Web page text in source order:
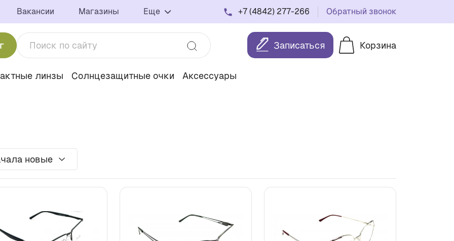
Вакансии Магазины Еще +7 (4842) 277-266 Обратный звонок
Записаться Корзина
линзы Солнцезащитные очки Аксессуары
новые